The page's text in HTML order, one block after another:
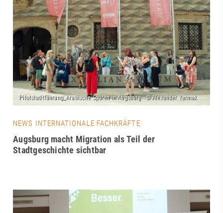
NEWS INTERNATIONALE FACHKRÄFTE
Augsburg macht Migration als Teil der
Stadtgeschichte sichtbar